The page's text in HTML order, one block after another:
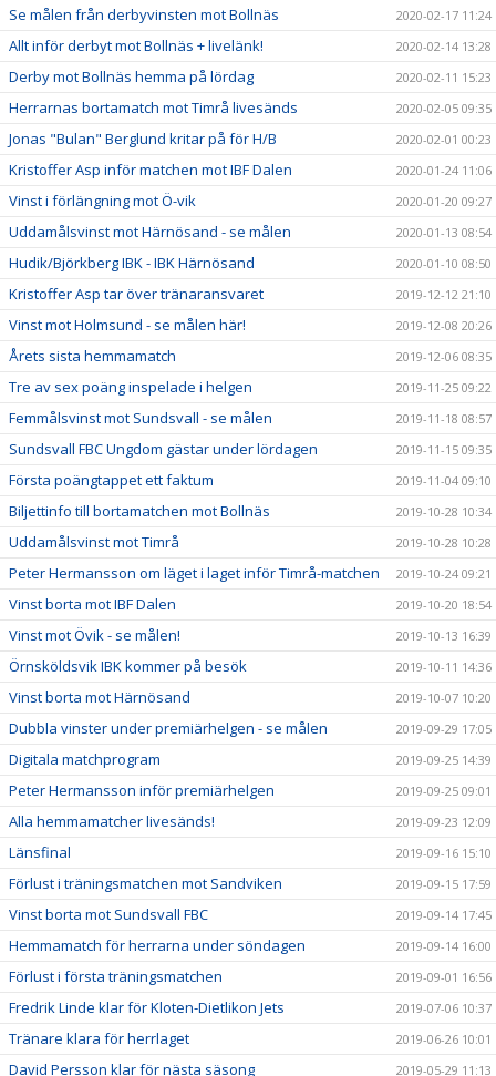
Se målen från derbyvinsten mot Bollnäs 2020-02-17 11:24
Allt inför derbyt mot Bollnäs + livelänk! 2020-02-14 13:28
Derby mot Bollnäs hemma på lördag 2020-02-11 15:23
Herrarnas bortamatch mot Timrå livesänds 2020-02-05 09:35
Jonas "Bulan" Berglund kritar på för H/B 2020-02-01 00:23
Kristoffer Asp inför matchen mot IBF Dalen 2020-01-24 11:06
Vinst i förlängning mot Ö-vik 2020-01-20 09:27
Uddamålsvinst mot Härnösand - se målen 2020-01-13 08:54
Hudik/Björkberg IBK - IBK Härnösand 2020-01-10 08:50
Kristoffer Asp tar över tränaransvaret 2019-12-12 21:10
Vinst mot Holmsund - se målen här! 2019-12-08 20:26
Årets sista hemmamatch 2019-12-06 08:35
Tre av sex poäng inspelade i helgen 2019-11-25 09:22
Femmålsvinst mot Sundsvall - se målen 2019-11-18 08:57
Sundsvall FBC Ungdom gästar under lördagen 2019-11-15 09:35
Första poängtappet ett faktum 2019-11-04 09:10
Biljettinfo till bortamatchen mot Bollnäs 2019-10-28 10:34
Uddamålsvinst mot Timrå 2019-10-28 10:28
Peter Hermansson om läget i laget inför Timrå-matchen 2019-10-24 09:21
Vinst borta mot IBF Dalen 2019-10-20 18:54
Vinst mot Övik - se målen! 2019-10-13 16:39
Örnsköldsvik IBK kommer på besök 2019-10-11 14:36
Vinst borta mot Härnösand 2019-10-07 10:20
Dubbla vinster under premiärhelgen - se målen 2019-09-29 17:05
Digitala matchprogram 2019-09-25 14:39
Peter Hermansson inför premiärhelgen 2019-09-25 09:01
Alla hemmamatcher livesänds! 2019-09-23 12:09
Länsfinal 2019-09-16 15:10
Förlust i träningsmatchen mot Sandviken 2019-09-15 17:59
Vinst borta mot Sundsvall FBC 2019-09-14 17:45
Hemmamatch för herrarna under söndagen 2019-09-14 16:00
Förlust i första träningsmatchen 2019-09-01 16:56
Fredrik Linde klar för Kloten-Dietlikon Jets 2019-07-06 10:37
Tränare klara för herrlaget 2019-06-26 10:01
David Persson klar för nästa säsong 2019-05-29 11:13